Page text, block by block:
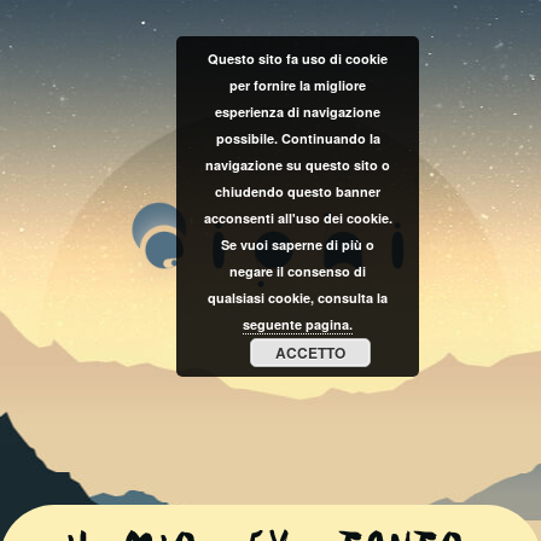
Questo sito fa uso di cookie
per fornire la migliore
esperienza di navigazione
possibile. Continuando la
navigazione su questo sito o
chiudendo questo banner
acconsenti all'uso dei cookie.
Se vuoi saperne di più o
negare il consenso di
qualsiasi cookie, consulta la
seguente pagina.
ACCETTO